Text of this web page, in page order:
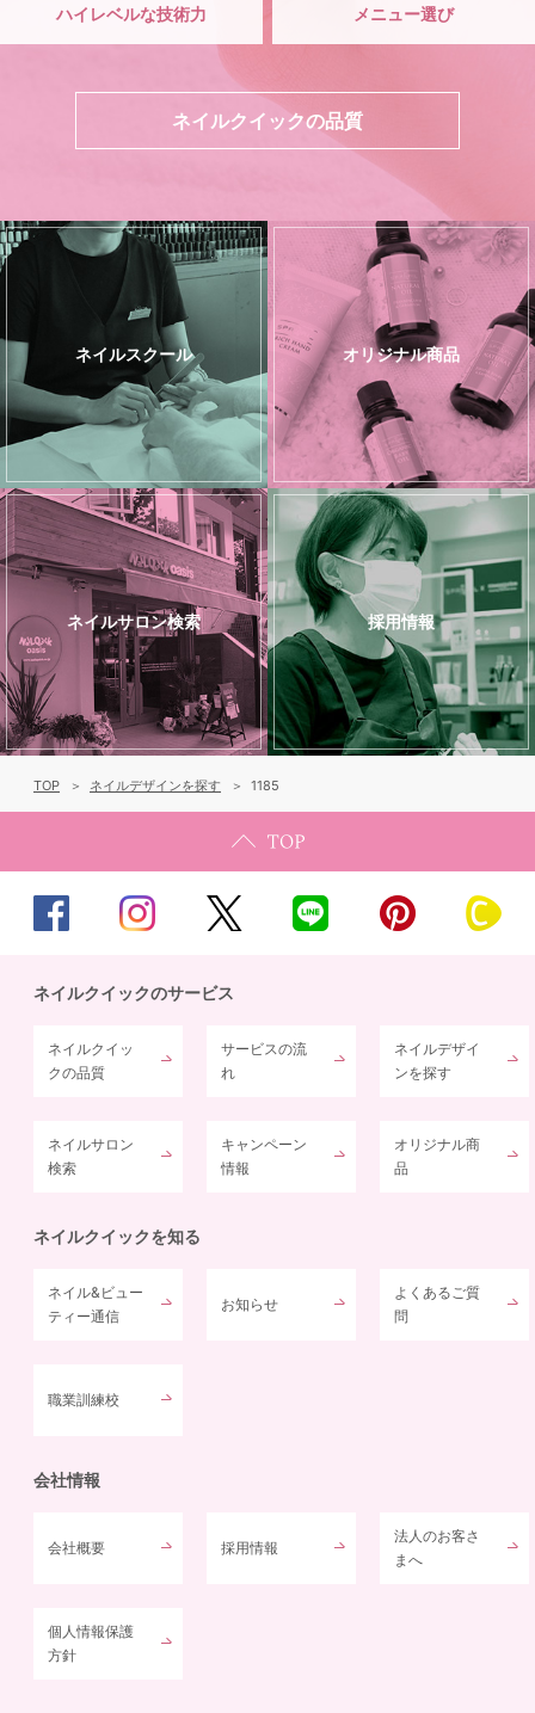
ハイレベルな技術力
メニュー選び
ネイルクイックの品質
ネイルスクール オリジナル商品
ネイルサロン検索 採用情報
TOP ネイルデザインを探す 1185
ネイルクイックのサービス
ネイルクイッ
クの品質
サービスの流
れ
ネイルデザイ
ンを探す
ネイルサロン
検索
キャンペーン
情報
オリジナル商
品
ネイルクイックを知る
ネイル&ビュー
ティー通信
お知らせ
よくあるご質
問
職業訓練校
会社情報
会社概要 採用情報
法人のお客さ
まへ
個人情報保護
方針